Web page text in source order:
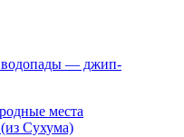
водопады — джип-
места
Сухума)